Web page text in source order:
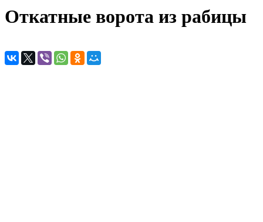
Откатные ворота из рабицы